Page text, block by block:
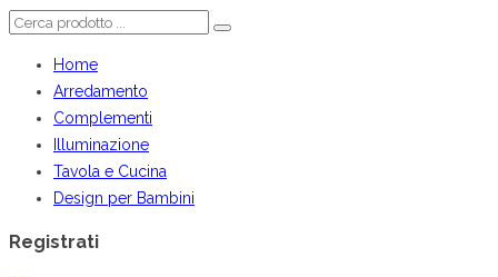
Home
Arredamento
Complementi
Illuminazione
Tavola e Cucina
Design per Bambini
Registrati